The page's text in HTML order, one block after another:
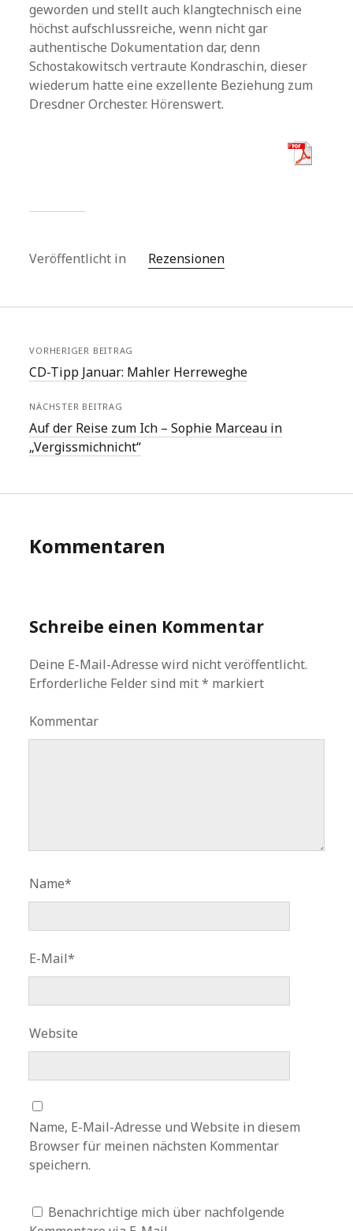
geworden und stellt auch klangtechnisch eine
höchst aufschlussreiche, wenn nicht gar
authentische Dokumentation dar, denn
Schostakowitsch vertraute Kondraschin, dieser
wiederum hatte eine exzellente Beziehung zum
Dresdner Orchester. Hörenswert.
Veröffentlicht in Rezensionen
VORHERIGER BEITRAG
CD-Tipp Januar: Mahler Herreweghe
NÄCHSTER BEITRAG
Auf der Reise zum Ich – Sophie Marceau in
„Vergissmichnicht“
Kommentaren
Schreibe einen Kommentar
Deine E-Mail-Adresse wird nicht veröffentlicht.
Erforderliche Felder sind mit* markiert
Kommentar
Name*
E-Mail*
Website
Name, E-Mail-Adresse und Website in diesem
Browser für meinen nächsten Kommentar
speichern.
Benachrichtige mich über nachfolgende